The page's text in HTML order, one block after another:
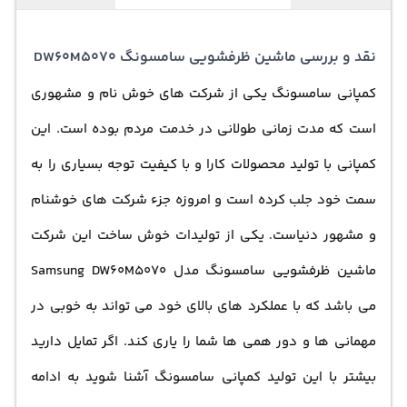
ظرفشویی کارا و با کیفیت را انتخاب کنید. اگر جزء خانواده های
پر جمعیت هستید و به دنبال یک ماشین ظرفشویی با عملکرد
بالا می گیردید، ماشین ظرفشویی سامسونگ دی دبلیو 60 ام
5070 « Samsung DW60M5070 » می تواند انتخاب مناسبی
باشد. این ماشین ظرفشویی از ظرفیت 14 نفر بهره برد و می
تواند ظروف شما را به خوبی تمیز و براق نماید. ماشین
تنظیم دستگاه قرار داده شده و شما می توانید اطلاعات
نقد و بررسی ماشین ظرفشویی سامسونگ DW60M5070
کمپانی سامسونگ یکی از شرکت های خوش نام و مشهوری
است که مدت زمانی طولانی در خدمت مردم بوده است. این
کمپانی با تولید محصولات کارا و با کیفیت توجه بسیاری را به
سمت خود جلب کرده است و امروزه جزء شرکت های خوشنام
و مشهور دنیاست. یکی از تولیدات خوش ساخت این شرکت
ماشین ظرفشویی سامسونگ
مدل Samsung DW60M5070
می باشد که با عملکرد های بالای خود می تواند به خوبی در
مهمانی ها و دور همی ها شما را یاری کند. اگر تمایل دارید
بیشتر با این تولید کمپانی سامسونگ آشنا شوید به ادامه